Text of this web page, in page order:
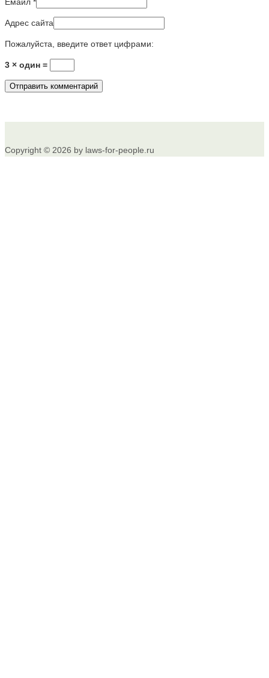
Емайл *
Адрес сайта
Пожалуйста, введите ответ цифрами:
3 × один =
Copyright © 2026 by laws-for-people.ru